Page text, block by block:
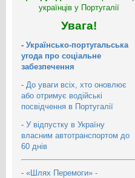
українців у Португалії
Увага!
- Українсько-португальська
угода про соціальне
забезпечення
- До уваги всіх, хто оновлює
або отримує водійські
посвідчення в Португалії
- У відпустку в Україну
власним автотранспортом до
60 днів
- «Шлях Перемоги» -